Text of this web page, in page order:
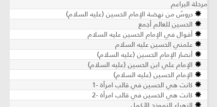
مرحلة البراعم
دروسٌ من نهضة الإمام الحسين (عليه السلام)
الحسين للعالم أجمع
أقوال في الإمام الحسين عليه السلام
علمني الحسين عليه السلام
أنصار الإمام الحسين (عليه السلام)
الإمام علي ابن الحسين (عليه السلام)
الإمام الحسين (عليه السلام)
كانت هي الحسين في قالب امرأة -1
كانت هي الحسين في قالب امرأة -2